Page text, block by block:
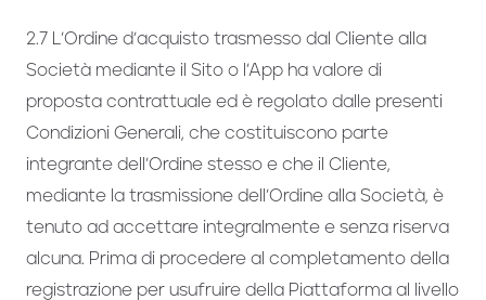
2.7 L’Ordine d’acquisto trasmesso dal Cliente alla
Società mediante il Sito o l’App ha valore di
proposta contrattuale ed è regolato dalle presenti
Condizioni Generali, che costituiscono parte
integrante dell’Ordine stesso e che il Cliente,
mediante la trasmissione dell’Ordine alla Società, è
tenuto ad accettare integralmente e senza riserva
alcuna. Prima di procedere al completamento della
registrazione per usufruire della Piattaforma al livello